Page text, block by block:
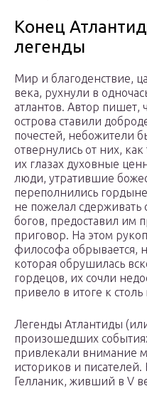
Конец
легенды
Мир и благоденствие,
века, рухнули в
атлантов. Автор пишет,
острова ставили
почестей, небожители
отвернулись от них,
их глазах духовные
люди, утратившие
переполнились
не пожелал сдерживать
богов, предоставил им
приговор. На этом
философа обрывается,
которая обрушилась
гордецов, их сочли
привело в итоге к
Легенды Атлантиды
произошедших
привлекали внимание
историков и
Гелланик, живший в V